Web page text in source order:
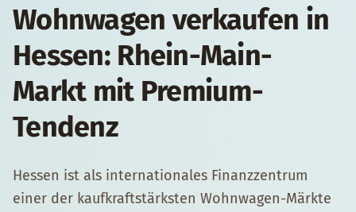
Wohnwagen verkaufen in
Hessen: Rhein-Main-
Markt mit Premium-
Tendenz
Hessen ist als internationales Finanzzentrum
einer der kaufkraftstärksten Wohnwagen-Märkte